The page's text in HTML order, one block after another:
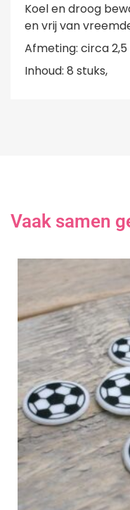
Koel en droog
en vrij van
Afmeting: circa
Inhoud: 8 stuks,
Vaak samen